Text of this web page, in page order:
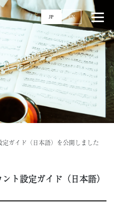
JP EN
ガイド（日本語）を公開しました
ト設定ガイド（日本語）